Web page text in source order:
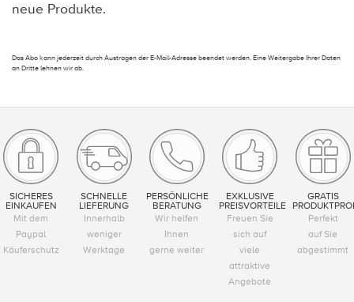
neue Produkte.
Das Abo kann jederzeit durch Austragen der E-Mail-Adresse beendet werden. Eine Weitergabe Ihrer Daten
an Dritte lehnen wir ab.
SICHERES
EINKAUFEN
Mit dem
Paypal
Käuferschutz
SCHNELLE
LIEFERUNG
Innerhalb
weniger
Werktage
PERSÖNLICHE
BERATUNG
Wir helfen
Ihnen
gerne weiter
EXKLUSIVE
PREISVORTEILE
Freuen Sie
sich auf
viele
attraktive
Angebote
GRATIS
Perfekt
auf Sie
abgestimmt